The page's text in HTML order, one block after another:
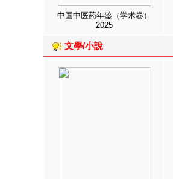
中国中医药年鉴（学术卷）
2025
文學/小說